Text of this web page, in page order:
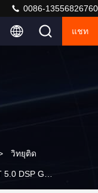
0086-13556826760
แชท
วิทยุติด
DSP GPS